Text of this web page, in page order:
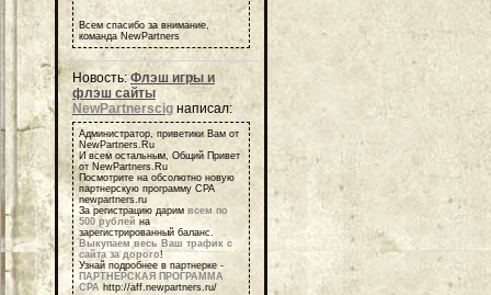
Всем спасибо за внимание,
команда NewPartners
Новость:Флэш игры и
флэш сайты
NewPartnerscig написал:
Администратор, приветики Вам от
NewPartners.Ru
И всем остальным, Общий Привет
от NewPartners.Ru
Посмотрите на обсолютно новую
партнерскую программу СРА
newpartners.ru
За регистрацию дарим всем по
500 рублей на
зарегистрированный баланс.
Выкупаем весь Ваш трафик с
сайта за дорого!
Узнай подробнее в партнерке -
ПАРТНЕРСКАЯ ПРОГРАММА
СРА http://aff.newpartners.ru/